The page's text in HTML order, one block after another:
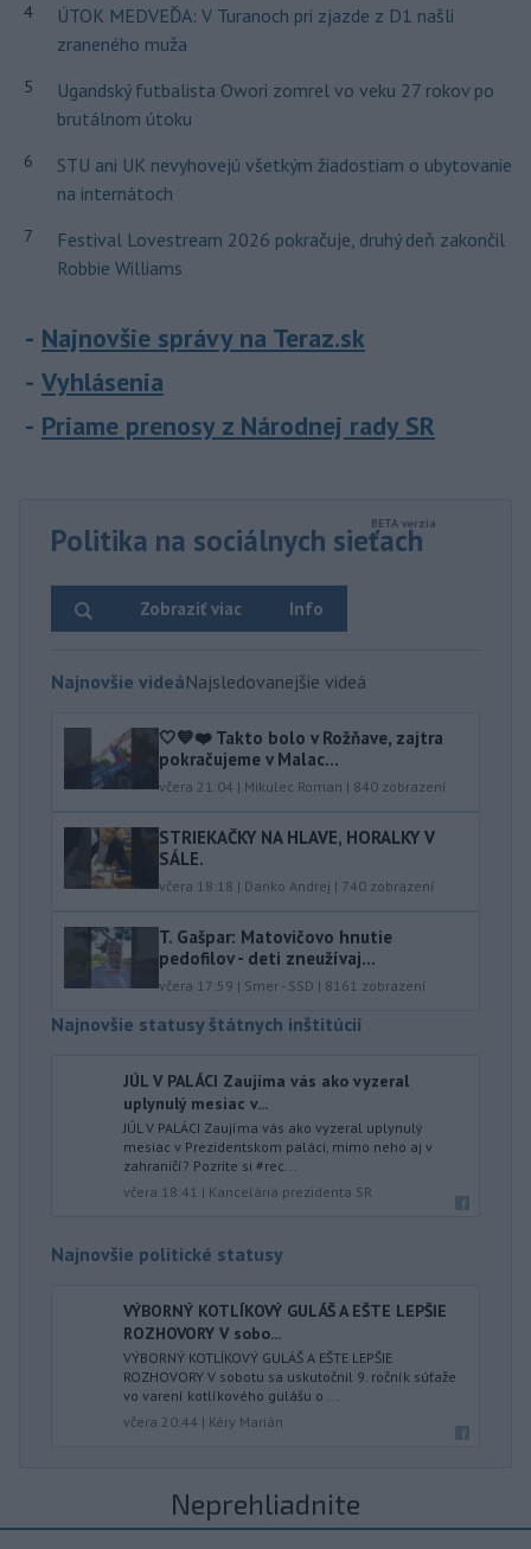
4
ÚTOK MEDVEĎA: V Turanoch pri zjazde z D1 našli
zraneného muža
5
Ugandský futbalista Owori zomrel vo veku 27 rokov po
brutálnom útoku
6
STU ani UK nevyhovejú všetkým žiadostiam o ubytovanie
na internátoch
7
Festival Lovestream 2026 pokračuje, druhý deň zakončil
Robbie Williams
Najnovšie správy na Teraz.sk
Vyhlásenia
Priame prenosy z Národnej rady SR
Politika na sociálnych sieťach
Info
Zobraziť viac
Najnovšie videáNajsledovanejšie videá
🤍💙❤️ Takto bolo v Rožňave, zajtra
pokračujeme v Malac...
včera 21:04 | Mikulec Roman | 840 zobrazení
STRIEKAČKY NA HLAVE, HORALKY V
SÁLE.
včera 18:18 | Danko Andrej | 740 zobrazení
T. Gašpar: Matovičovo hnutie
pedofilov - deti zneužívaj...
včera 17:59 | Smer - SSD | 8161 zobrazení
Najnovšie statusy štátnych inštitúcií
JÚL V PALÁCI Zaujíma vás ako vyzeral
uplynulý mesiac v...
JÚL V PALÁCI Zaujíma vás ako vyzeral uplynulý
mesiac v Prezidentskom paláci, mimo neho aj v
zahraničí? Pozrite si #rec...
včera 18:41 | Kancelária prezidenta SR
Najnovšie politické statusy
VÝBORNÝ KOTLÍKOVÝ GULÁŠ A EŠTE LEPŠIE
ROZHOVORY V sobo...
VÝBORNÝ KOTLÍKOVÝ GULÁŠ A EŠTE LEPŠIE
ROZHOVORY V sobotu sa uskutočnil 9. ročník súťaže
vo varení kotlíkového gulášu o ...
včera 20:44 | Kéry Marián
Neprehliadnite